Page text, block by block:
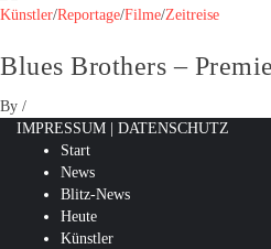
Künstler/Reportage/Filme/Zeitreise
Blues Brothers –
By /
IMPRESSUM
DATENSCHUTZ
Start
News
Blitz-News
Heute
Künstler